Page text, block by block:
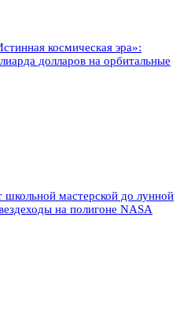
космическая эра»:
долларов на орбитальные
школьной мастерской до лунной
на полигоне NASA